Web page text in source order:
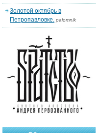
Золотой октябрь в
Петропавловке. palomnik